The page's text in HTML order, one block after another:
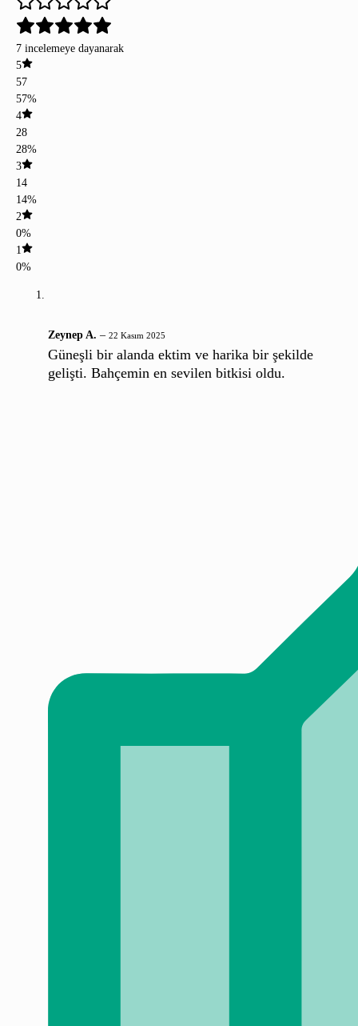
7 incelemeye dayanarak
5
57
57%
4
28
28%
3
14
14%
2
0%
1
0%
Zeynep A. – 22 Kasım 2025
Güneşli bir alanda ektim ve harika bir şekilde
gelişti. Bahçemin en sevilen bitkisi oldu.